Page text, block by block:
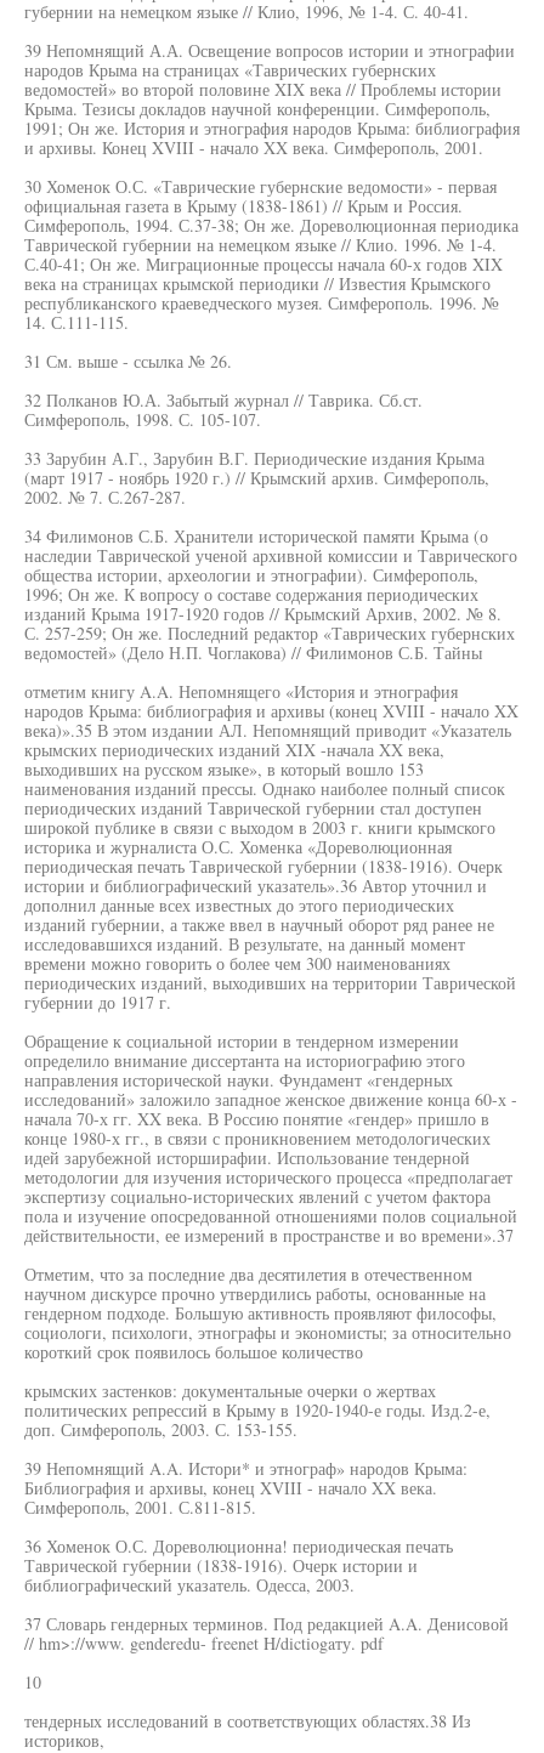
губернии на немецком языке // Клио, 1996, № 1-4. С. 40-41.
39 Непомнящий А.А. Освещение вопросов истории и этнографии
народов Крыма на страницах «Таврических губернских
ведомостей» во второй половине XIX века // Проблемы истории
Крыма. Тезисы докладов научной конференции. Симферополь,
1991; Он же. История и этнография народов Крыма: библиография
и архивы. Конец XVIII - начало XX века. Симферополь, 2001.
30 Хоменок О.С. «Таврические губернские ведомости» - первая
официальная газета в Крыму (1838-1861) // Крым и Россия.
Симферополь, 1994. С.37-38; Он же. Дореволюционная периодика
Таврической губернии на немецком языке // Клио. 1996. № 1-4.
С.40-41; Он же. Миграционные процессы начала 60-х годов XIX
века на страницах крымской периодики // Известия Крымского
республиканского краеведческого музея. Симферополь. 1996. №
14. С.111-115.
31 См. выше - ссылка № 26.
32 Полканов Ю.А. Забытый журнал // Таврика. Сб.ст.
Симферополь, 1998. С. 105-107.
33 Зарубин А.Г., Зарубин В.Г. Периодические издания Крыма
(март 1917 - ноябрь 1920 г.) // Крымский архив. Симферополь,
2002. № 7. С.267-287.
34 Филимонов С.Б. Хранители исторической памяти Крыма (о
наследии Таврической ученой архивной комиссии и Таврического
общества истории, археологии и этнографии). Симферополь,
1996; Он же. К вопросу о составе содержания периодических
изданий Крыма 1917-1920 годов // Крымский Архив, 2002. № 8.
С. 257-259; Он же. Последний редактор «Таврических губернских
ведомостей» (Дело Н.П. Чоглакова) // Филимонов С.Б. Тайны
отметим книгу A.A. Непомнящего «История и этнография
народов Крыма: библиография и архивы (конец XVIII - начало XX
века)».35 В этом издании АЛ. Непомнящий приводит «Указатель
крымских периодических изданий XIX -начала XX века,
выходивших на русском языке», в который вошло 153
наименования изданий прессы. Однако наиболее полный список
периодических изданий Таврической губернии стал доступен
широкой публике в связи с выходом в 2003 г. книги крымского
историка и журналиста О.С. Хоменка «Дореволюционная
периодическая печать Таврической губернии (1838-1916). Очерк
истории и библиографический указатель».36 Автор уточнил и
дополнил данные всех известных до этого периодических
изданий губернии, а также ввел в научный оборот ряд ранее не
исследовавшихся изданий. В результате, на данный момент
времени можно говорить о более чем 300 наименованиях
периодических изданий, выходивших на территории Таврической
губернии до 1917 г.
Обращение к социальной истории в тендерном измерении
определило внимание диссертанта на историографию этого
направления исторической науки. Фундамент «гендерных
исследований» заложило западное женское движение конца 60-х -
начала 70-х гг. XX века. В Россию понятие «гендер» пришло в
конце 1980-х гг., в связи с проникновением методологических
идей зарубежной исторширафии. Использование тендерной
методологии для изучения исторического процесса «предполагает
экспертизу социально-исторических явлений с учетом фактора
пола и изучение опосредованной отношениями полов социальной
действительности, ее измерений в пространстве и во времени».37
Отметим, что за последние два десятилетия в отечественном
научном дискурсе прочно утвердились работы, основанные на
гендерном подходе. Большую активность проявляют философы,
социологи, психологи, этнографы и экономисты; за относительно
короткий срок появилось большое количество
крымских застенков: документальные очерки о жертвах
политических репрессий в Крыму в 1920-1940-е годы. Изд.2-е,
доп. Симферополь, 2003. С. 153-155.
39 Непомнящий A.A. Истори* и этнограф» народов Крыма:
Библиография и архивы, конец XVIII - начало XX века.
Симферополь, 2001. С.811-815.
36 Хоменок О.С. Дореволюционна! периодическая печать
Таврической губернии (1838-1916). Очерк истории и
библиографический указатель. Одесса, 2003.
37 Словарь гендерных терминов. Под редакцией A.A. Денисовой
// hm>://www. genderedu- freenet H/dictiogaту. pdf
10
тендерных исследований в соответствующих областях.38 Из
историков,